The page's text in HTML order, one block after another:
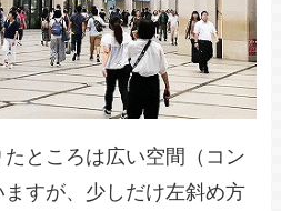
たところは広い空間（コン
すが、少しだけ左斜め方